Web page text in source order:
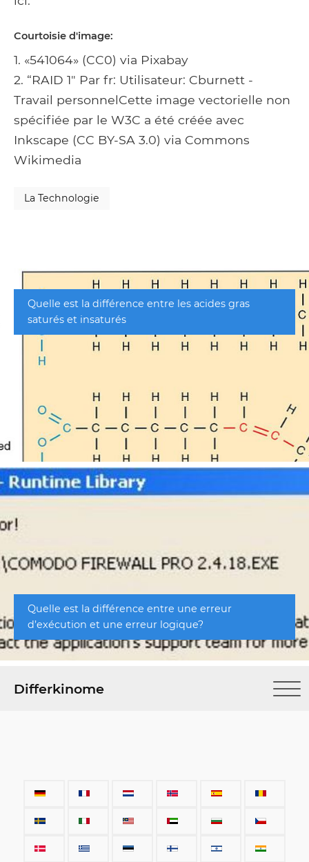
Courtoisie d'image:
1. «541064» (CC0) via Pixabay
2. “RAID 1" Par fr: Utilisateur: Cburnett -
Travail personnelCette image vectorielle non
spécifiée par le W3C a été créée avec
Inkscape (CC BY-SA 3.0) via Commons
Wikimedia
La Technologie
Quelle est la différence entre les acides gras
saturés et insaturés
Quelle est la différence entre une erreur
d’exécution et une erreur logique?
Differkinome